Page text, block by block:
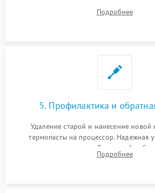
видеокарты, процессора или установка
восстановления и повышения скорости
Подробнее
5. Профилактика и
Удаление старой и нанесение новой
термопасты на процессор. Надежная
комплектующих в слоты. Грамотный
обеспечения правильной циркуляции
Подробнее